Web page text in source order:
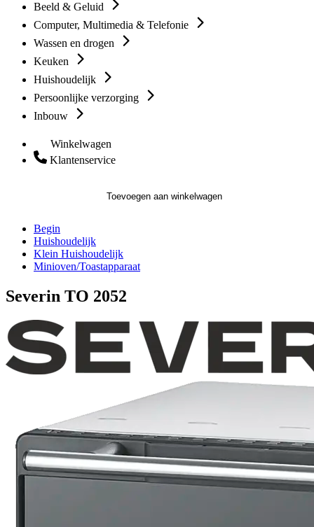
Beeld & Geluid
Computer, Multimedia & Telefonie
Wassen en drogen
Keuken
Huishoudelijk
Persoonlijke verzorging
Inbouw
Winkelwagen
Klantenservice
Toevoegen aan winkelwagen
Begin
Huishoudelijk
Klein Huishoudelijk
Minioven/Toastapparaat
Severin TO 2052